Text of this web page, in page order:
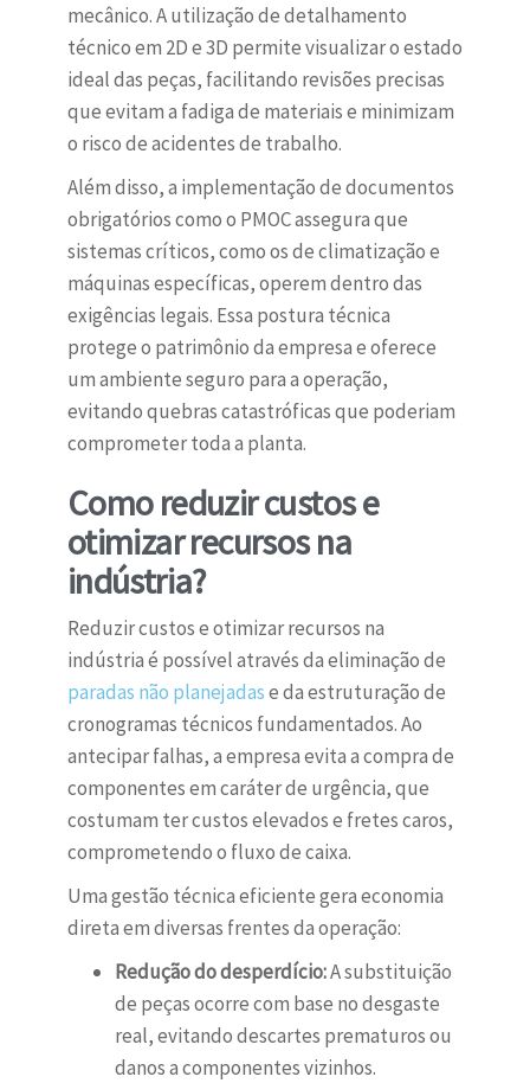
mecânico. A utilização de detalhamento
técnico em 2D e 3D permite visualizar o estado
ideal das peças, facilitando revisões precisas
que evitam a fadiga de materiais e minimizam
o risco de acidentes de trabalho.
Além disso, a implementação de documentos
obrigatórios como o PMOC assegura que
sistemas críticos, como os de climatização e
máquinas específicas, operem dentro das
exigências legais. Essa postura técnica
protege o patrimônio da empresa e oferece
um ambiente seguro para a operação,
evitando quebras catastróficas que poderiam
comprometer toda a planta.
Como reduzir custos e
otimizar recursos na
indústria?
Reduzir custos e otimizar recursos na
indústria é possível através da eliminação de
paradas não planejadase da estruturação de
cronogramas técnicos fundamentados. Ao
antecipar falhas, a empresa evita a compra de
componentes em caráter de urgência, que
costumam ter custos elevados e fretes caros,
comprometendo o fluxo de caixa.
Uma gestão técnica eficiente gera economia
direta em diversas frentes da operação:
Redução do desperdício:A substituição
de peças ocorre com base no desgaste
real, evitando descartes prematuros ou
danos a componentes vizinhos.